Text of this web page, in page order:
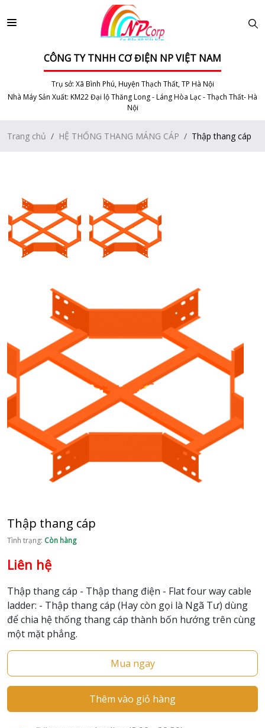
CÔNG TY TNHH CƠ ĐIỆN NP VIỆT NAM
Trụ sở: Xã Bình Phú, Huyện Thạch Thất, TP Hà Nội
Nhà Máy Sản Xuất: KM22 Đại lộ Thăng Long - Láng Hòa Lạc - Thạch Thất- Hà
Nội
Trang chủ HỆ THỐNG THANG MÁNG CÁP Thập thang cáp
Thập thang cáp
Tình trạng: Còn hàng
Liên hệ
Thập thang cáp - Thập thang điện - Flat four way cable
ladder: - Thập thang cáp (Hay còn gọi là Ngã Tư) dùng
để chia hệ thống thang cáp thành bốn hướng trên cùng
một mặt phẳng.
Mua ngay
Thêm vào giỏ hàng